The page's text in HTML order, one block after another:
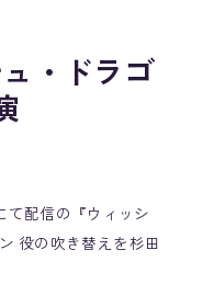
・ドラゴ
て配信の『ウィッシ
役の吹き替えを杉田